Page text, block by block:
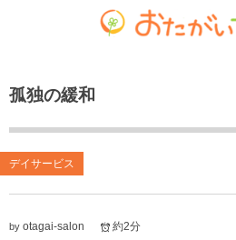
孤独の緩和
デイサービス
by otagai-salon 約2分
お知らせ
共生型デイサービス おたがいサロン
おたがいサロンの喫茶店（オレンジカフェ）
ごちゃまぜ食堂
就労継続支援 B型事業